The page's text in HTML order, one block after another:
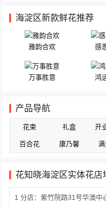
海淀区新款鲜花推荐
雅韵合欢 感
万事胜意 鸿
产品导航
花束 礼盒 开
百合花 康乃馨
花知晓海淀区实体花店
1 分店：紫竹院路31号华澳中